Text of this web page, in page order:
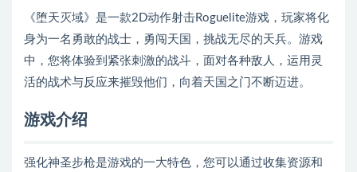
《堕天灭域》是一款2D动作射击Roguelite游戏，玩家将化
身为一名勇敢的战士，勇闯天国，挑战无尽的天兵。游戏
中，您将体验到紧张刺激的战斗，面对各种敌人，运用灵
活的战术与反应来摧毁他们，向着天国之门不断迈进。
游戏介绍
强化神圣步枪是游戏的一大特色，您可以通过收集资源和